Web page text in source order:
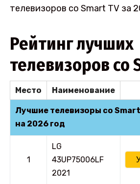
телевизоров со Smart TV за
Рейтинг лучших
телевизоров со
Место Наименование
Лучшие телевизоры со
на 2026 год
1
LG
43UP75006LF
2021